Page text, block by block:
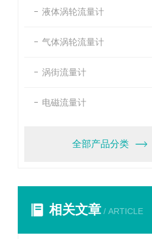
液体涡轮流量计
气体涡轮流量计
涡街流量计
电磁流量计
全部产品分类
相关文章 / ARTICLE